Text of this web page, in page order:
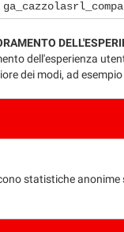
dell'esperienza
dei modi, ad
statistiche anonime